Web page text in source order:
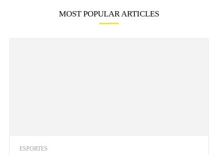
MOST POPULAR ARTICLES
ESPORTES